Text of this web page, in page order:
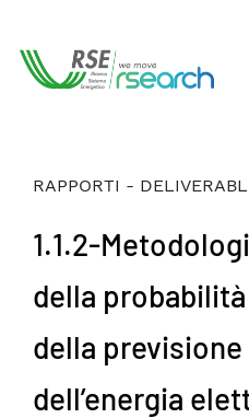
RAPPORTI -
1.1.2-
della
della
dell’energia